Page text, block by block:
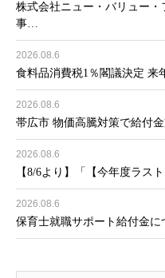
株式会社ニュー・バリュー
事…
2026.08.6
食料品消費税1％閣議決定
2026.08.6
帯広市 物価高騰対策で給付
2026.08.6
【8/6より】「【今年度ラス
2026.08.6
保育士就職サポート給付金